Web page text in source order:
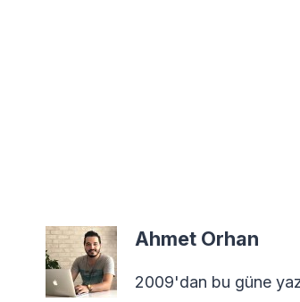
Ahmet Orhan
2009'dan bu güne